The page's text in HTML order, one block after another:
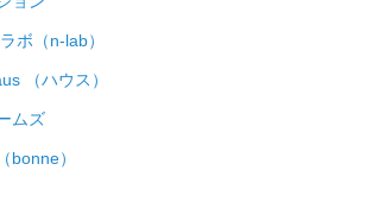
ボ（n-lab）
（ハウス）
ムズ
bonne）